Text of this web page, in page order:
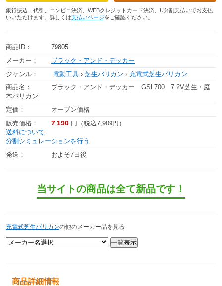
銀行振込、代引、コンビニ決済、WEBクレジットカード決済、U分割支払いでお支払
いいただけます。詳しくは支払いページをご確認ください。
商品ID：
79805
メーカー：
ブラック・アンド・デッカー
ジャンル：
電動工具 › 芝生バリカン › 充電式芝生バリカン
商品名：
ブラック・アンド・デッカー GSL700 7.2V芝生・庭
木バリカン
定価：
オープン価格
販売価格：
7,190 円（税込7,909円）
送料について
分割シミュレーションを行う
発送：
およそ7日後
当サイトの商品は全て新品です！
充電式芝生バリカンの他のメーカー品を見る
商品詳細情報